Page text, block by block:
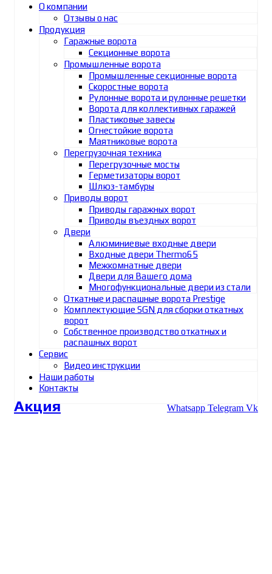
О компании
Отзывы о нас
Продукция
Гаражные ворота
Секционные ворота
Промышленные ворота
Промышленные секционные ворота
Скоростные ворота
Рулонные ворота и рулонные решетки
Ворота для коллективных гаражей
Пластиковые завесы
Огнестойкие ворота
Маятниковые ворота
Перегрузочная техника
Перегрузочные мосты
Герметизаторы ворот
Шлюз-тамбуры
Приводы ворот
Приводы гаражных ворот
Приводы въездных ворот
Двери
Алюминиевые входные двери
Входные двери Thermo65
Межкомнатные двери
Двери для Вашего дома
Многофункциональные двери из стали
Откатные и распашные ворота Prestige
Комплектующие SGN для сборки откатных
ворот
Собственное производство откатных и
распашных ворот
Сервис
Видео инструкции
Наши работы
Контакты
Акция Whatsapp Telegram Vk